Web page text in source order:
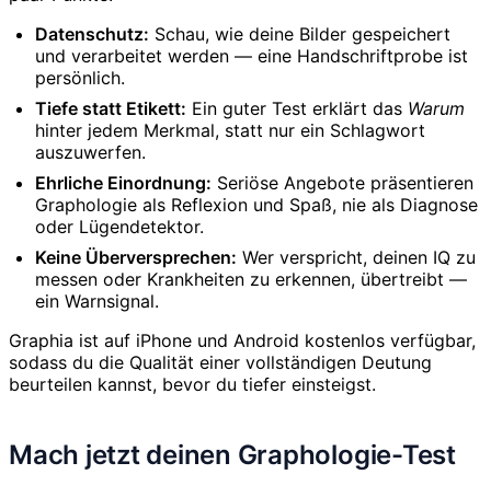
Datenschutz: Schau, wie deine Bilder gespeichert
und verarbeitet werden — eine Handschriftprobe ist
persönlich.
Tiefe statt Etikett: Ein guter Test erklärt das Warum
hinter jedem Merkmal, statt nur ein Schlagwort
auszuwerfen.
Ehrliche Einordnung: Seriöse Angebote präsentieren
Graphologie als Reflexion und Spaß, nie als Diagnose
oder Lügendetektor.
Keine Überversprechen: Wer verspricht, deinen IQ zu
messen oder Krankheiten zu erkennen, übertreibt —
ein Warnsignal.
Graphia ist auf iPhone und Android kostenlos verfügbar,
sodass du die Qualität einer vollständigen Deutung
beurteilen kannst, bevor du tiefer einsteigst.
Mach jetzt deinen Graphologie-Test